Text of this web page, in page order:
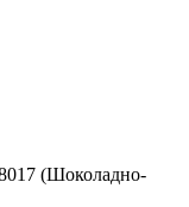
(Шоколадно-